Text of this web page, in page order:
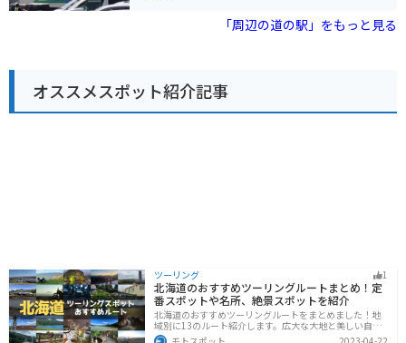
こ」や「ずんだ餅」などを販売する特産品販売所があり
ます。また、レストランでは、地元産の食材を使った蕎
部や、自然豊かな「蔵王町」など、ツーリングスポット
も充実しています。道の駅で休憩を取りながら、周辺観
光も楽しんでみてはいかがでしょうか。 宮城県村田町の
「周辺の道の駅」をもっと見る
オススメスポット紹介記事
ツーリング 1
北海道のおすすめツーリングルートまとめ！定
番スポットや名所、絶景スポットを紹介
北海道のおすすめツーリングルートをまとめました！地
域別に13のルート紹介します。広大な大地と美しい自然
が広がり、四季折々の魅力を楽しめる観光スポットが数